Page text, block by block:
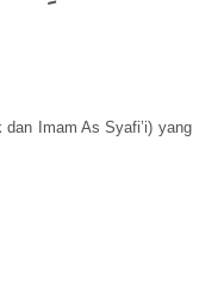
Imam As Syafi’i) yang